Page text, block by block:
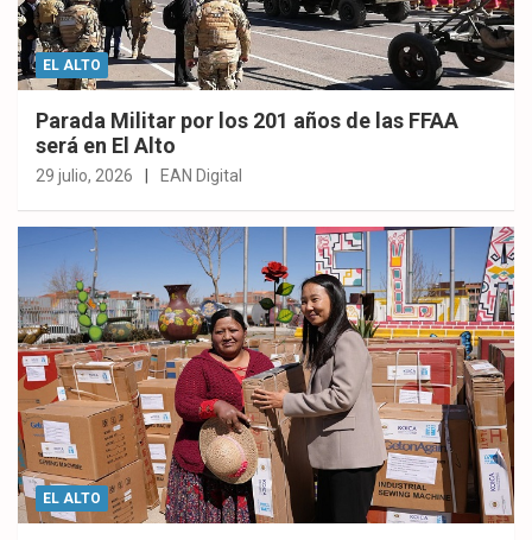
EL ALTO
Parada Militar por los 201 años de las FFAA
será en El Alto
29 julio, 2026 EAN Digital
EL ALTO